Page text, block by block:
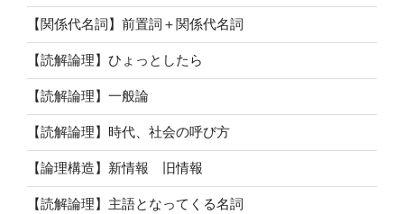
【関係代名詞】前置詞＋関係代名詞
【読解論理】ひょっとしたら
【読解論理】一般論
【読解論理】時代、社会の呼び方
【論理構造】新情報 旧情報
【読解論理】主語となってくる名詞